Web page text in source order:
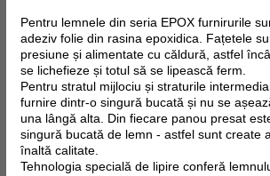
Pentru lemnele din seria EPOX furnirurile
adeziv folie din rasina epoxidica. Fațetele
presiune și alimentate cu căldură, astfel
se lichefieze și totul să se lipească ferm.
Pentru stratul mijlociu și straturile
furnire dintr-o singură bucată și nu se
una lângă alta. Din fiecare panou presat
singură bucată de lemn - astfel sunt create
înaltă calitate.
Tehnologia specială de lipire conferă